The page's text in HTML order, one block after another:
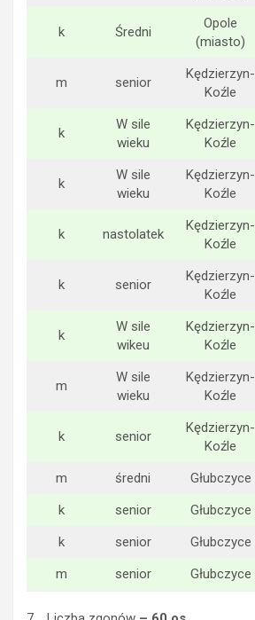
k Średni
Opole
(miasto)
m senior
Kędzierzyn-
Koźle
k
W sile
wieku
Kędzierzyn-
Koźle
k
W sile
wieku
Kędzierzyn-
Koźle
k nastolatek
Kędzierzyn-
Koźle
k senior
Kędzierzyn-
Koźle
k
W sile
wikeu
Kędzierzyn-
Koźle
m
W sile
wieku
Kędzierzyn-
Koźle
k senior
Kędzierzyn-
Koźle
m średni Głubczyce
k
senior Głubczyce
k
senior Głubczyce
m
senior Głubczyce